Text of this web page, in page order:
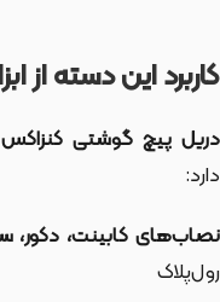
کاربرد این دسته از
دریل پیچ گوشتی کنزاکس
دارد:
نصاب‌های کابینت، دکور،
رول‌پلاک